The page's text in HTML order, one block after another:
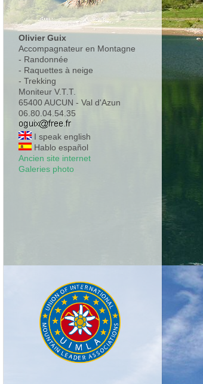
Olivier Guix
Accompagnateur en Montagne
- Randonnée
- Raquettes à neige
- Trekking
Moniteur V.T.T.
65400 AUCUN - Val d'Azun
06.80.04.54.35
I speak english
Hablo español
Ancien site internet
Galeries photo